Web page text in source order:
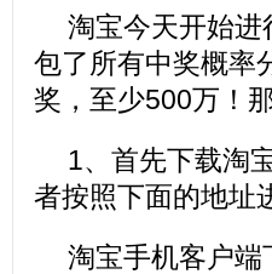
淘宝今天开始
包了所有中奖概率
奖，至少500万！
1、首先下载淘
者按照下面的地址
淘宝手机客户端